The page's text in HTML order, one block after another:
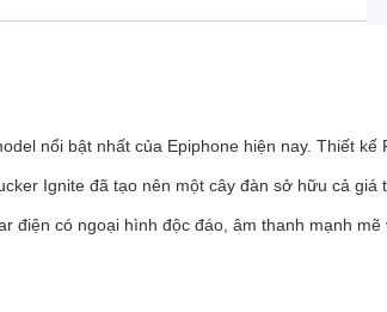
nổi bật nhất của Epiphone hiện nay. Thiết kế
Ignite đã tạo nên một cây đàn sở hữu cả giá
điện có ngoại hình độc đáo, âm thanh mạnh mẽ